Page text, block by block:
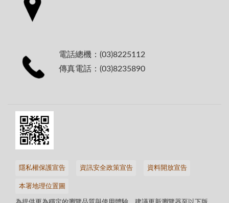
電話總機：(03)8225112
傳真電話：(03)8235890
隱私權保護宣告 資訊安全政策宣告 資料開放宣告
本署地理位置圖